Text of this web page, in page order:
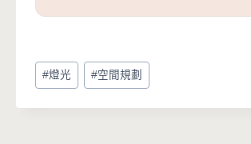
Post
Tags:
#燈光 #空間規劃